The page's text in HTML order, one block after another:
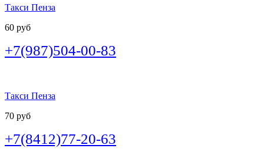
Такси Пенза
60 руб
+7(987)504-00-83
Такси Пенза
70 руб
+7(8412)77-20-63